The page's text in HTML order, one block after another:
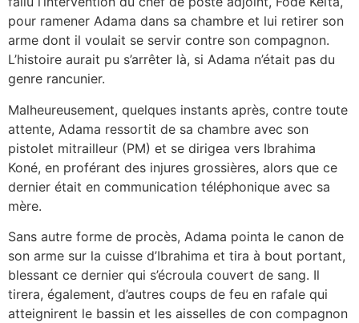
pour ramener Adama dans sa chambre et lui retirer son
arme dont il voulait se servir contre son compagnon.
L’histoire aurait pu s’arrêter là, si Adama n’était pas du
genre rancunier.
Malheureusement, quelques instants après, contre toute
attente, Adama ressortit de sa chambre avec son
pistolet mitrailleur (PM) et se dirigea vers Ibrahima
Koné, en proférant des injures grossières, alors que ce
dernier était en communication téléphonique avec sa
mère.
Sans autre forme de procès, Adama pointa le canon de
son arme sur la cuisse d’Ibrahima et tira à bout portant,
blessant ce dernier qui s’écroula couvert de sang. Il
tirera, également, d’autres coups de feu en rafale qui
atteignirent le bassin et les aisselles de con compagnon